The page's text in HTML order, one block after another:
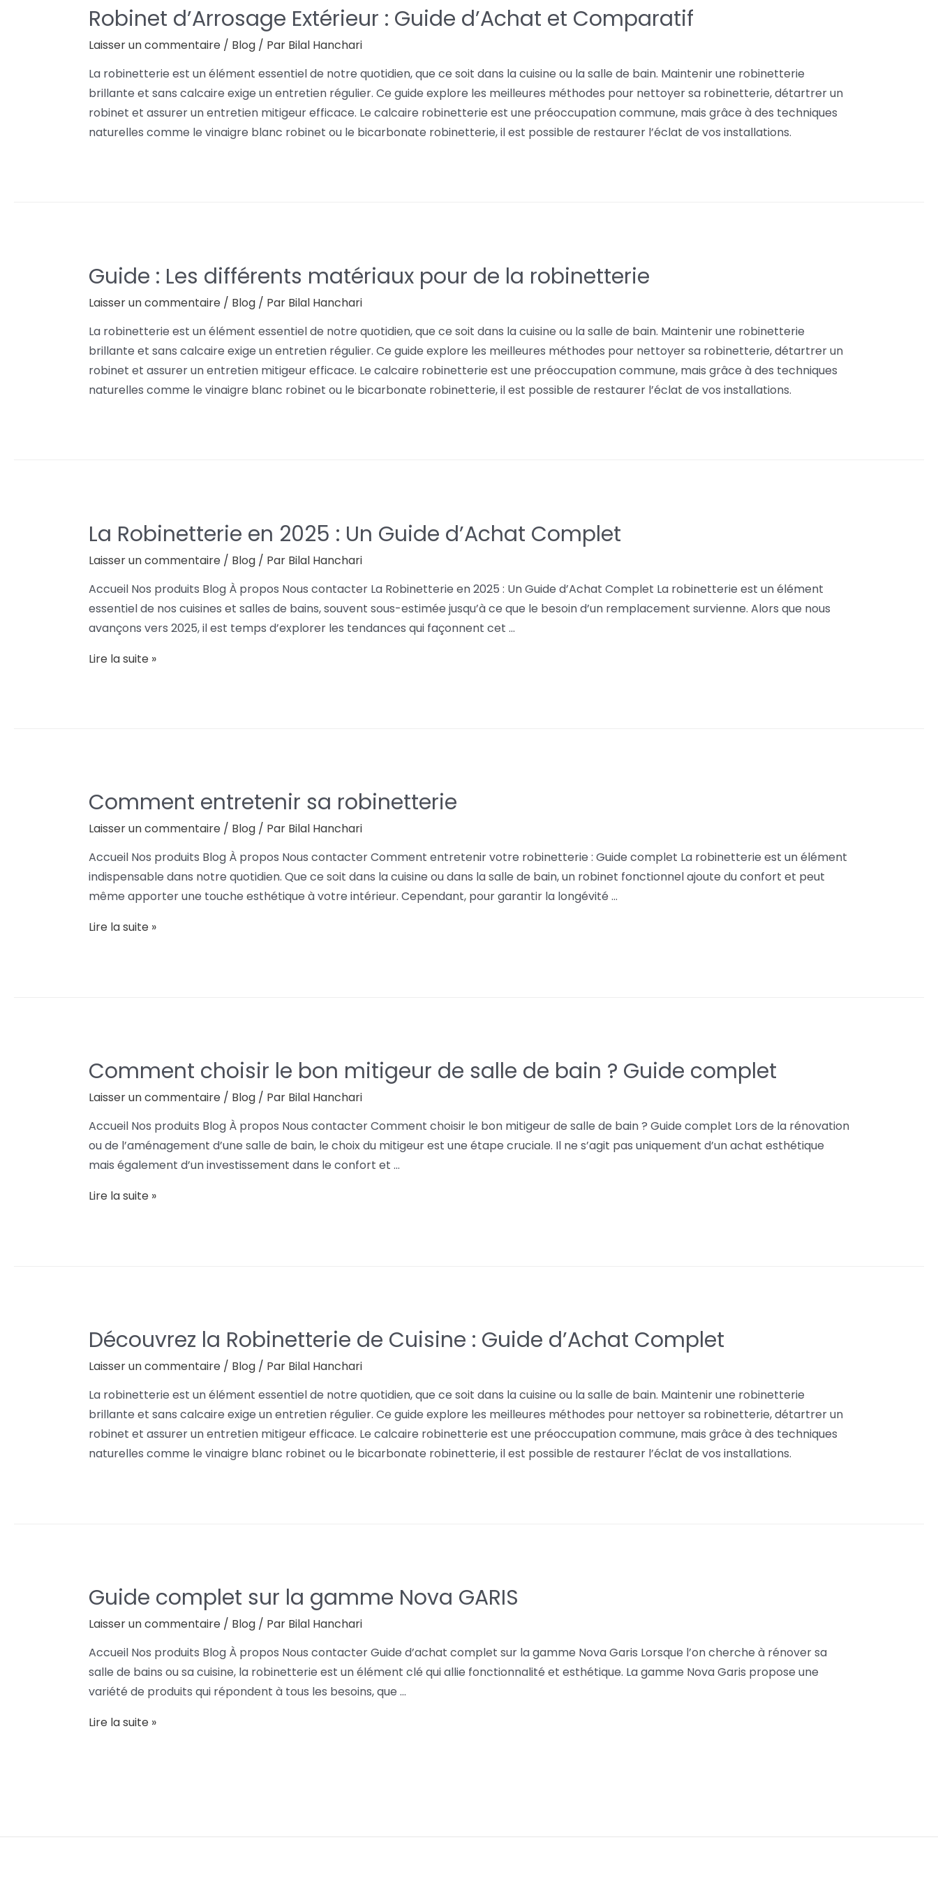
Robinet d’Arrosage Extérieur : Guide d’Achat et Comparatif
Laisser un commentaire / Blog/ Par Bilal Hanchari
La robinetterie est un élément essentiel de notre quotidien, que ce soit dans la cuisine ou la salle de bain. Maintenir une robinetterie
brillante et sans calcaire exige un entretien régulier. Ce guide explore les meilleures méthodes pour nettoyer sa robinetterie, détartrer un
robinet et assurer un entretien mitigeur efficace. Le calcaire robinetterie est une préoccupation commune, mais grâce à des techniques
naturelles comme le vinaigre blanc robinet ou le bicarbonate robinetterie, il est possible de restaurer l’éclat de vos installations.
Guide : Les différents matériaux pour de la robinetterie
Laisser un commentaire / Blog/ Par Bilal Hanchari
La robinetterie est un élément essentiel de notre quotidien, que ce soit dans la cuisine ou la salle de bain. Maintenir une robinetterie
brillante et sans calcaire exige un entretien régulier. Ce guide explore les meilleures méthodes pour nettoyer sa robinetterie, détartrer un
robinet et assurer un entretien mitigeur efficace. Le calcaire robinetterie est une préoccupation commune, mais grâce à des techniques
naturelles comme le vinaigre blanc robinet ou le bicarbonate robinetterie, il est possible de restaurer l’éclat de vos installations.
La Robinetterie en 2025 : Un Guide d’Achat Complet
Laisser un commentaire / Blog/ Par Bilal Hanchari
Accueil Nos produits Blog À propos Nous contacter La Robinetterie en 2025 : Un Guide d’Achat Complet La robinetterie est un élément
essentiel de nos cuisines et salles de bains, souvent sous-estimée jusqu’à ce que le besoin d’un remplacement survienne. Alors que nous
avançons vers 2025, il est temps d’explorer les tendances qui façonnent cet …
Lire la suite »
Comment entretenir sa robinetterie
Laisser un commentaire / Blog/ Par Bilal Hanchari
Accueil Nos produits Blog À propos Nous contacter Comment entretenir votre robinetterie : Guide complet La robinetterie est un élément
indispensable dans notre quotidien. Que ce soit dans la cuisine ou dans la salle de bain, un robinet fonctionnel ajoute du confort et peut
même apporter une touche esthétique à votre intérieur. Cependant, pour garantir la longévité …
Lire la suite »
Comment choisir le bon mitigeur de salle de bain ? Guide complet
Laisser un commentaire / Blog/ Par Bilal Hanchari
Accueil Nos produits Blog À propos Nous contacter Comment choisir le bon mitigeur de salle de bain ? Guide complet Lors de la rénovation
ou de l’aménagement d’une salle de bain, le choix du mitigeur est une étape cruciale. Il ne s’agit pas uniquement d’un achat esthétique
mais également d’un investissement dans le confort et …
Lire la suite »
Découvrez la Robinetterie de Cuisine : Guide d’Achat Complet
Laisser un commentaire / Blog/ Par Bilal Hanchari
La robinetterie est un élément essentiel de notre quotidien, que ce soit dans la cuisine ou la salle de bain. Maintenir une robinetterie
brillante et sans calcaire exige un entretien régulier. Ce guide explore les meilleures méthodes pour nettoyer sa robinetterie, détartrer un
robinet et assurer un entretien mitigeur efficace. Le calcaire robinetterie est une préoccupation commune, mais grâce à des techniques
naturelles comme le vinaigre blanc robinet ou le bicarbonate robinetterie, il est possible de restaurer l’éclat de vos installations.
Guide complet sur la gamme Nova GARIS
Laisser un commentaire / Blog/ Par Bilal Hanchari
Accueil Nos produits Blog À propos Nous contacter Guide d’achat complet sur la gamme Nova Garis Lorsque l’on cherche à rénover sa
salle de bains ou sa cuisine, la robinetterie est un élément clé qui allie fonctionnalité et esthétique. La gamme Nova Garis propose une
variété de produits qui répondent à tous les besoins, que …
Lire la suite »